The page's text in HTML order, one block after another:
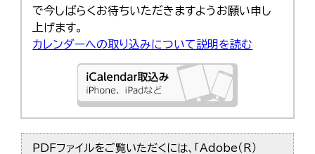
で今しばらくお待ちいただきますようお願い申し
上げます。
カレンダーへの取り込みについて説明を読む
PDFファイルをご覧いただくには、「Adobe（R）